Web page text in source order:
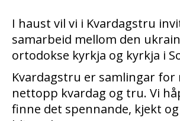
I haust vil vi i Kvardagstru
samarbeid mellom den
ortodokse kyrkja og kyrkja i
Kvardagstru er samlingar for
nettopp kvardag og tru. Vi
finne det spennande, kjekt